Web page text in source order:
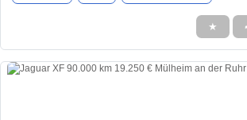
★